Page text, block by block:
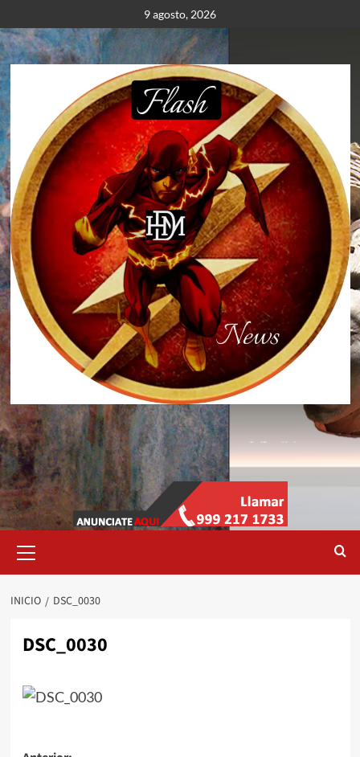
al
contenido
9 agosto, 2026
primario
INICIO DSC_0030
DSC_0030